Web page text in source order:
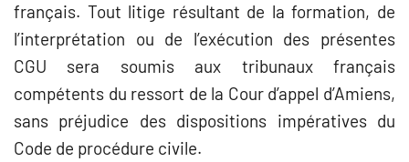
français. Tout litige résultant de la formation, de
l’interprétation ou de l’exécution des présentes
CGU sera soumis aux tribunaux français
compétents du ressort de la Cour d’appel d’Amiens,
sans préjudice des dispositions impératives du
Code de procédure civile.